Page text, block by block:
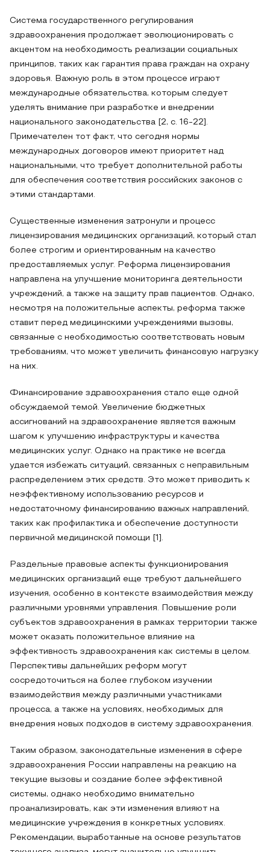
Система государственного регулирования
здравоохранения продолжает эволюционировать с
акцентом на необходимость реализации социальных
принципов, таких как гарантия права граждан на охрану
здоровья. Важную роль в этом процессе играют
международные обязательства, которым следует
уделять внимание при разработке и внедрении
национального законодательства [2, с. 16-22].
Примечателен тот факт, что сегодня нормы
международных договоров имеют приоритет над
национальными, что требует дополнительной работы
для обеспечения соответствия российских законов с
этими стандартами.
Существенные изменения затронули и процесс
лицензирования медицинских организаций, который стал
более строгим и ориентированным на качество
предоставляемых услуг. Реформа лицензирования
направлена на улучшение мониторинга деятельности
учреждений, а также на защиту прав пациентов. Однако,
несмотря на положительные аспекты, реформа также
ставит перед медицинскими учреждениями вызовы,
связанные с необходимостью соответствовать новым
требованиям, что может увеличить финансовую нагрузку
на них.
Финансирование здравоохранения стало еще одной
обсуждаемой темой. Увеличение бюджетных
ассигнований на здравоохранение является важным
шагом к улучшению инфраструктуры и качества
медицинских услуг. Однако на практике не всегда
удается избежать ситуаций, связанных с неправильным
распределением этих средств. Это может приводить к
неэффективному использованию ресурсов и
недостаточному финансированию важных направлений,
таких как профилактика и обеспечение доступности
первичной медицинской помощи [1].
Раздельные правовые аспекты функционирования
медицинских организаций еще требуют дальнейшего
изучения, особенно в контексте взаимодействия между
различными уровнями управления. Повышение роли
субъектов здравоохранения в рамках территории также
может оказать положительное влияние на
эффективность здравоохранения как системы в целом.
Перспективы дальнейших реформ могут
сосредоточиться на более глубоком изучении
взаимодействия между различными участниками
процесса, а также на условиях, необходимых для
внедрения новых подходов в систему здравоохранения.
Таким образом, законодательные изменения в сфере
здравоохранения России направлены на реакцию на
текущие вызовы и создание более эффективной
системы, однако необходимо внимательно
проанализировать, как эти изменения влияют на
медицинские учреждения в конкретных условиях.
Рекомендации, выработанные на основе результатов